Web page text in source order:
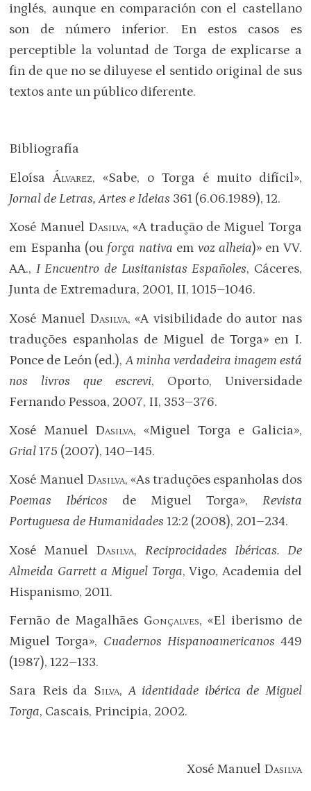
inglés, aunque en comparación con el castellano
son de número inferior. En estos casos es
perceptible la voluntad de Torga de explicarse a
fin de que no se diluyese el sentido original de sus
textos ante un público diferente.
Bibliografía
EloísaÁlvarez, «Sabe, o Torga é muito difícil»,
Jornal de Letras, Artes e Ideias 361 (6.06.1989), 12.
Xosé Manuel Dasilva, «A tradução de Miguel Torga
em Espanha (ou força nativa em voz alheia)» en VV.
AA., I Encuentro de Lusitanistas Españoles, Cáceres,
Junta de Extremadura, 2001, II, 1015–1046.
Xosé Manuel Dasilva, «A visibilidade do autor nas
traduções espanholas de Miguel de Torga» en I.
Ponce de León (ed.),A minha verdadeira imagem está
nos livros que escrevi, Oporto, Universidade
Fernando Pessoa, 2007, II, 353–376.
Xosé Manuel Dasilva, «Miguel Torga e Galicia»,
Grial175 (2007), 140–145.
Xosé Manuel Dasilva, «As traduções espanholas dos
Poemas Ibéricos de Miguel Torga», Revista
Portuguesa de Humanidades 12:2 (2008), 201–234.
Xosé Manuel Dasilva, Reciprocidades Ibéricas. De
Almeida Garrett a Miguel Torga, Vigo, Academia del
Hispanismo, 2011.
Fernão de Magalhães Gonçalves, «El iberismo de
Miguel Torga», Cuadernos Hispanoamericanos 449
(1987), 122–133.
Sara Reis da Silva,A identidade ibérica de Miguel
Torga, Cascais, Principia, 2002.
Xosé Manuel Dasilva